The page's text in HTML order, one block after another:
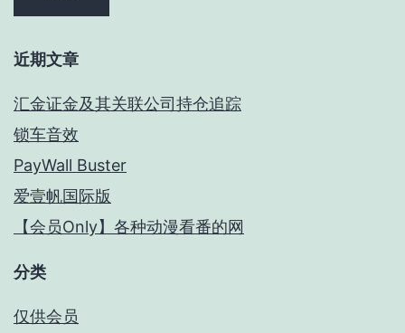
近期文章
汇金证金及其关联公司持仓追踪
锁车音效
PayWall Buster
爱壹帆国际版
【会员Only】各种动漫看番的网
分类
仅供会员